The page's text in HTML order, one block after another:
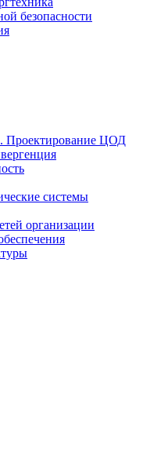
безопасности
Проектирование ЦОД
системы
организации